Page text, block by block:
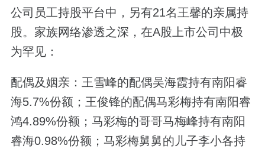
公司员工持股平台中，另有21名王馨的亲属持
股。家族网络渗透之深，在A股上市公司中极
为罕见：
配偶及姻亲：王雪峰的配偶吴海霞持有南阳睿
海5.7%份额；王俊锋的配偶马彩梅持有南阳睿
鸿4.89%份额；马彩梅的哥哥马梅峰持有南阳
睿海0.98%份额；马彩梅舅舅的儿子李小各持